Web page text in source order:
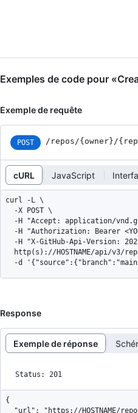
Exemples de code pour
Exemple de requête
POST /repos/{owner}/
cURL JavaScript
curl -L \
-d
Response
Exemple de réponse
Status: 201
{